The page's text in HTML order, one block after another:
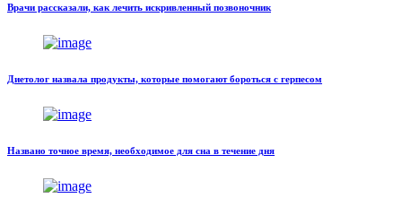
Врачи рассказали, как лечить искривленный позвоночник
Диетолог назвала продукты, которые помогают бороться с герпесом
Названо точное время, необходимое для сна в течение дня